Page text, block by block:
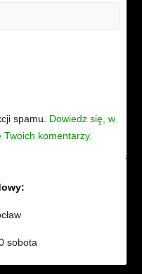
spamu. Dowiedz się, w
komentarzy.
sobota